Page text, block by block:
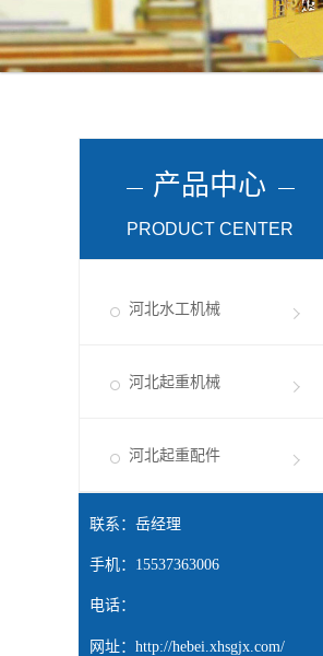
产品中心
PRODUCT CENTER
河北水工机械
河北起重机械
河北起重配件
联系：岳经理
手机：15537363006
电话：
网址： http://hebei.xhsgjx.com/